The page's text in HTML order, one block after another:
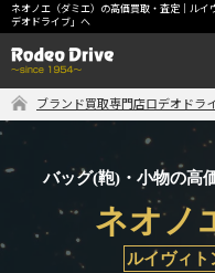
ネオノエ（ダミエ）の高価買取・査定｜ルイ
デオドライブ」へ
ネオノエ（ダミエ）の高価買取・査定｜ルイヴィ
デオドライブ」へ
気軽に買取価
無
ご自宅にい
ブランド買取専門店ロデオドラ
バッグ(鞄)・小物の高
ネオノ
ルイヴィ